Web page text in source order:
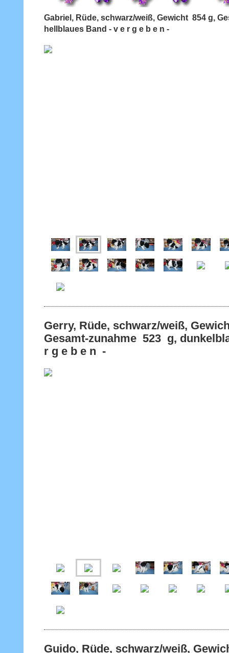
Gabriel, Rüde, schwarz/weiß, Gewicht 854 g,
hellblaues Band - v e r g e b e n -
Gerry, Rüde, schwarz/weiß,
Gesamt-zunahme 523 g,
r g e b e n -
Guido, Rüde, schwarz/weiß,